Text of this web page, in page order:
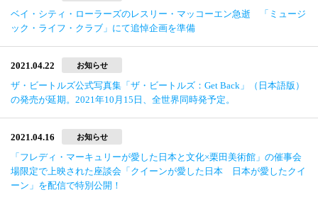
ベイ・シティ・ローラーズのレスリー・マッコーエン急逝 「ミュージ
ック・ライフ・クラブ」にて追悼企画を準備
2021.04.22 お知らせ
ザ・ビートルズ公式写真集「ザ・ビートルズ：Get Back」（日本語版）
の発売が延期。2021年10月15日、全世界同時発予定。
2021.04.16 お知らせ
「フレディ・マーキュリーが愛した日本と文化×栗田美術館」の催事会
場限定で上映された座談会「クイーンが愛した日本 日本が愛したクイ
ーン」を配信で特別公開！